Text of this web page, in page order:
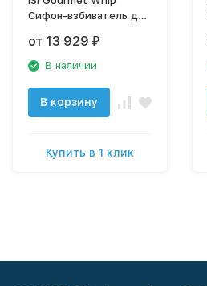
Сифон-взбиватель для
"Гурмэ"
от 13 929 ₽
В наличии
В корзину
Купить в 1 клик